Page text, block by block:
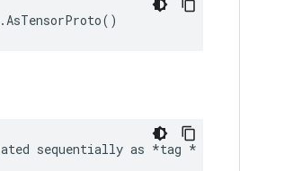
sequentially as *tag *